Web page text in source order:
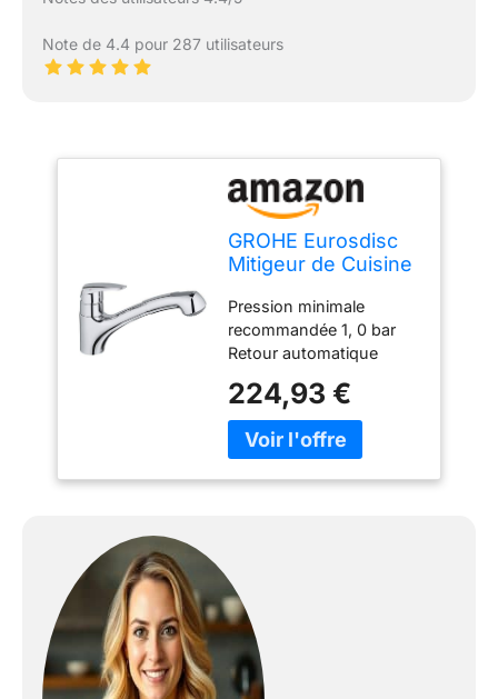
Note de 4.4 pour 287 utilisateurs
GROHE Eurosdisc
Mitigeur de Cuisine
Douchette
Extractible 2 jets,
Rotation 140°,
Chromé, 32257001
(Import Allemagne)
Pression minimale
recommandée 1, 0 bar
Retour automatique
reflux Finition chromée
Grohe StarLight
Douchette extractible (2
224,93 €